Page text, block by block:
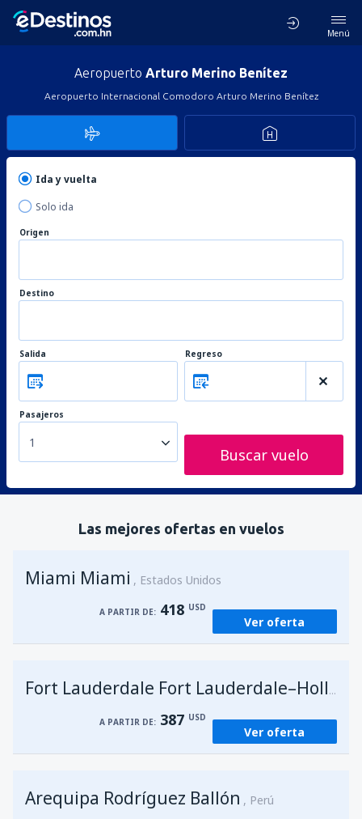
Menú
Aeropuerto Arturo Merino Benítez
Aeropuerto Internacional Comodoro Arturo Merino Benítez
Ida y vuelta
Solo ida
Origen
Destino
Salida Regreso
Pasajeros
1
Buscar vuelo
Las mejores ofertas en vuelos
Miami Miami Estados Unidos
A PARTIR DE: 418 USD
Ver oferta
Fort Lauderdale Fort Lauderdale–Hollywood Intl Airport
A PARTIR DE: 387 USD
Ver oferta
Arequipa Rodríguez Ballón Perú